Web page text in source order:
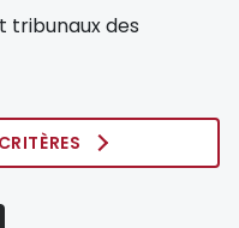
tribunaux des